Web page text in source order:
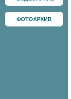
ФОТОАРХИВ